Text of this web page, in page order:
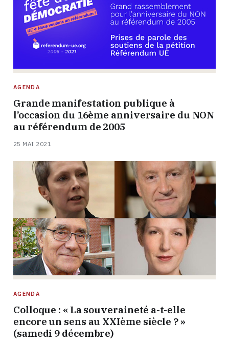
AGENDA
Grande manifestation publique à
l’occasion du 16ème anniversaire du NON
au référendum de 2005
25 MAI 2021
AGENDA
Colloque : « La souveraineté a-t-elle
encore un sens au XXIème siècle ? »
(samedi 9 décembre)